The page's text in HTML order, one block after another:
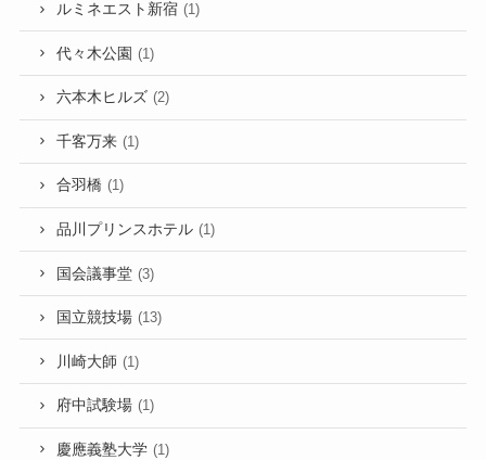
ルミネエスト新宿 (1)
代々木公園 (1)
六本木ヒルズ (2)
千客万来 (1)
合羽橋 (1)
品川プリンスホテル (1)
国会議事堂 (3)
国立競技場 (13)
川崎大師 (1)
府中試験場 (1)
慶應義塾大学 (1)